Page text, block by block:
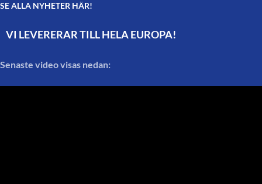
SE ALLA NYHETER HÄR!
VI LEVERERAR TILL HELA EUROPA!
Senaste video visas nedan: